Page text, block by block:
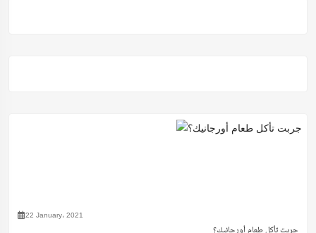
22 January، 2021